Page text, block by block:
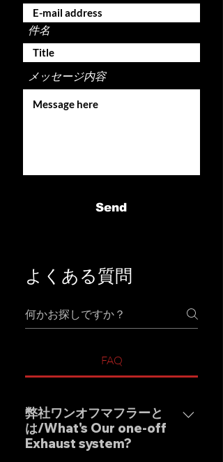
件名
メッセージ内容
Send
よくある質問
FAQ
弊社ワンオフマフラーと
は/What's Our one-off
Exhaust system?